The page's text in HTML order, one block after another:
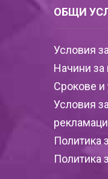
ОБЩИ
Условия
Начини
Срокове и
Условия
Политика
Политика